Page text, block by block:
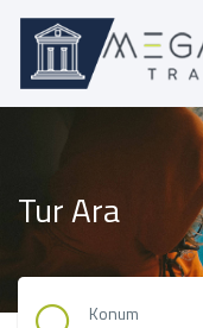
Tur Ara
Konum